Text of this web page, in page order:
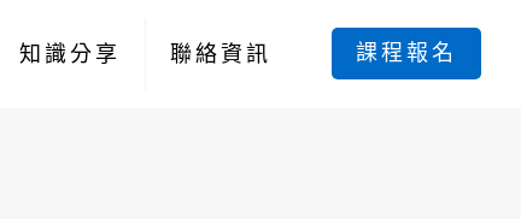
知識分享 聯絡資訊 課程報名